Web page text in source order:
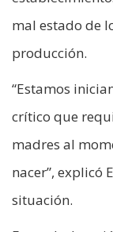
mal estado de
producción.
“Estamos
crítico que
madres al
nacer”, explicó
situación.